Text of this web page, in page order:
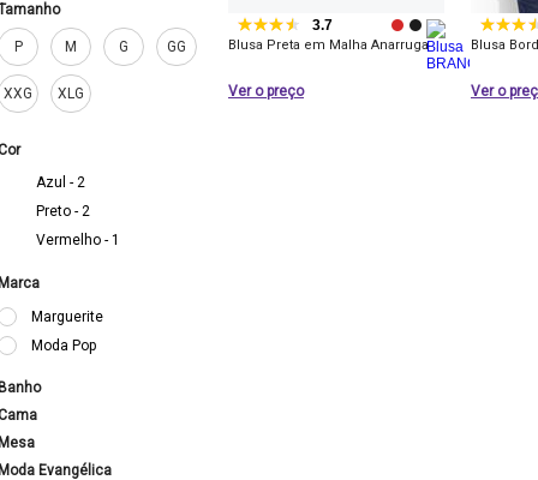
P M G GG
XXG XLG
Azul - 2
Preto - 2
Vermelho - 1
Marguerite
Moda Pop
Evangélica
3.7
Blusa Preta em Malha Anarruga
Ver o preço
Blusa
Ver o